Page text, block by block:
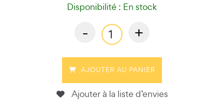
Disponibilité : En stock
- +
AJOUTER AU PANIER
Ajouter à la liste d’envies